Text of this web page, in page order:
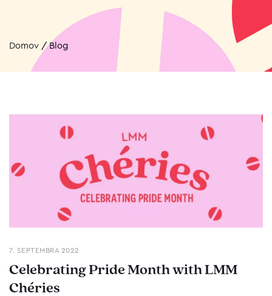
Domov /Blog
7. SEPTEMBRA 2022
Celebrating Pride Month with LMM
Chéries